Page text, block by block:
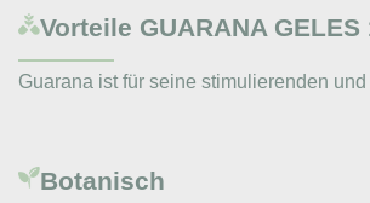
Vorteile GUARANA
Guarana ist für seine stimulierenden
Botanisch